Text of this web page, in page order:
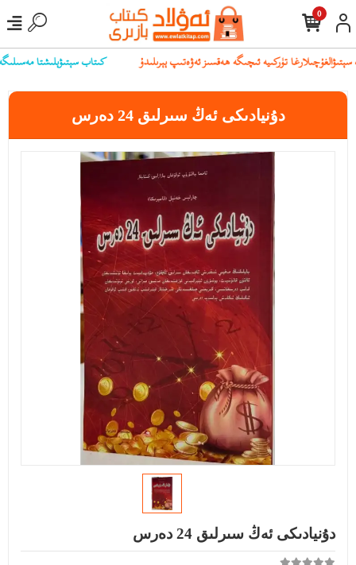
كىتاب سېتىۋېلىشتا مەسىلىگە
0
دۇنيادىكى ئەڭ سىرلىق 24 دەرس
دۇنيادىكى ئەڭ سىرلىق 24 دەرس